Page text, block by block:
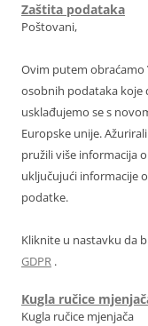
Zaštita podataka
Poštovani,
Ovim putem obraćamo
osobnih podataka koje
usklađujemo se s
Europske unije.
pružili više informacija
uključujući informacije
podatke.
Kliknite u nastavku da
GDPR .
Kugla ručice
Kugla ručice mjenjača